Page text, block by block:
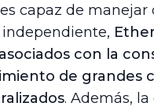
capaz de manejar
con la
de grandes
. Además,